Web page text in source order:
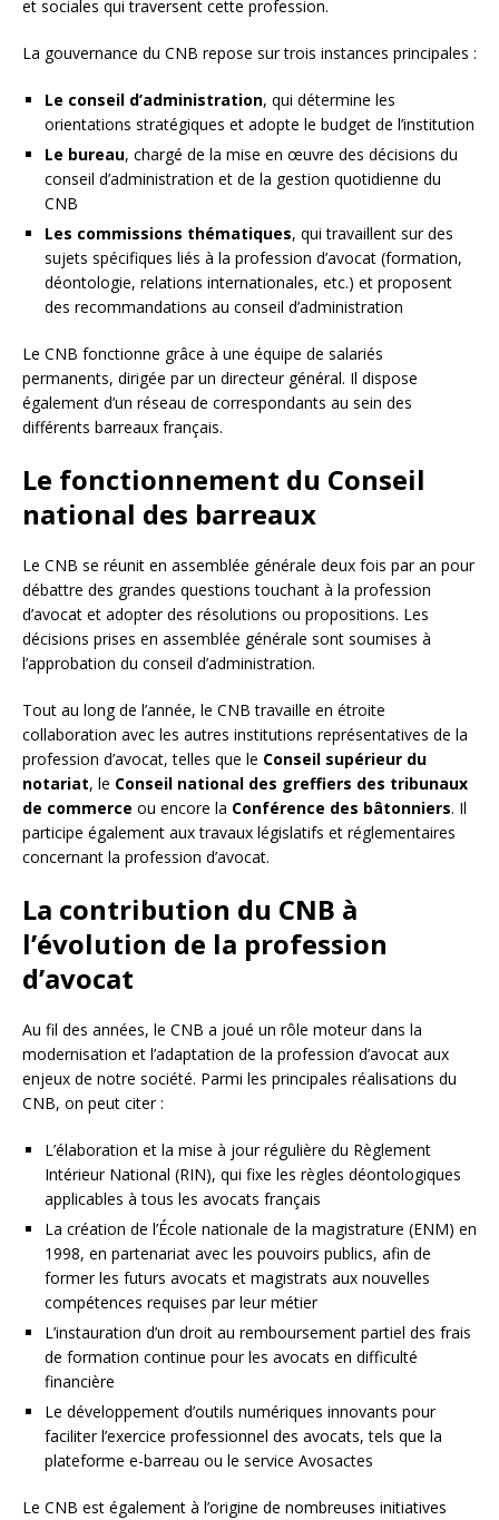
et sociales qui traversent cette profession.
La gouvernance du CNB repose sur trois instances principales :
Le conseil d’administration, qui détermine les
orientations stratégiques et adopte le budget de l’institution
Le bureau, chargé de la mise en œuvre des décisions du
conseil d’administration et de la gestion quotidienne du
CNB
Les commissions thématiques, qui travaillent sur des
sujets spécifiques liés à la profession d’avocat (formation,
déontologie, relations internationales, etc.) et proposent
des recommandations au conseil d’administration
Le CNB fonctionne grâce à une équipe de salariés
permanents, dirigée par un directeur général. Il dispose
également d’un réseau de correspondants au sein des
différents barreaux français.
Le fonctionnement du Conseil
national des barreaux
Le CNB se réunit en assemblée générale deux fois par an pour
débattre des grandes questions touchant à la profession
d’avocat et adopter des résolutions ou propositions. Les
décisions prises en assemblée générale sont soumises à
l’approbation du conseil d’administration.
Tout au long de l’année, le CNB travaille en étroite
collaboration avec les autres institutions représentatives de la
profession d’avocat, telles que le Conseil supérieur du
notariat, le Conseil national des greffiers des tribunaux
de commerce ou encore la Conférence des bâtonniers. Il
participe également aux travaux législatifs et réglementaires
concernant la profession d’avocat.
La contribution du CNB à
l’évolution de la profession
d’avocat
Au fil des années, le CNB a joué un rôle moteur dans la
modernisation et l’adaptation de la profession d’avocat aux
enjeux de notre société. Parmi les principales réalisations du
CNB, on peut citer :
L’élaboration et la mise à jour régulière du Règlement
Intérieur National (RIN), qui fixe les règles déontologiques
applicables à tous les avocats français
La création de l’École nationale de la magistrature (ENM) en
1998, en partenariat avec les pouvoirs publics, afin de
former les futurs avocats et magistrats aux nouvelles
compétences requises par leur métier
L’instauration d’un droit au remboursement partiel des frais
de formation continue pour les avocats en difficulté
financière
Le développement d’outils numériques innovants pour
faciliter l’exercice professionnel des avocats, tels que la
plateforme e-barreau ou le service Avosactes
Le CNB est également à l’origine de nombreuses initiatives